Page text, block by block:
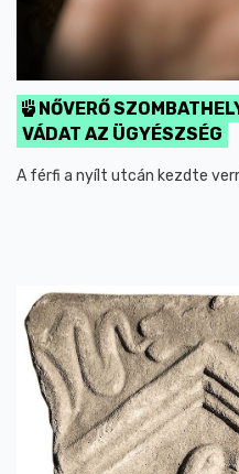
NŐVERŐ
VÁDAT AZ ÜGYÉSZSÉG
A férfi a nyílt utcán kezdte